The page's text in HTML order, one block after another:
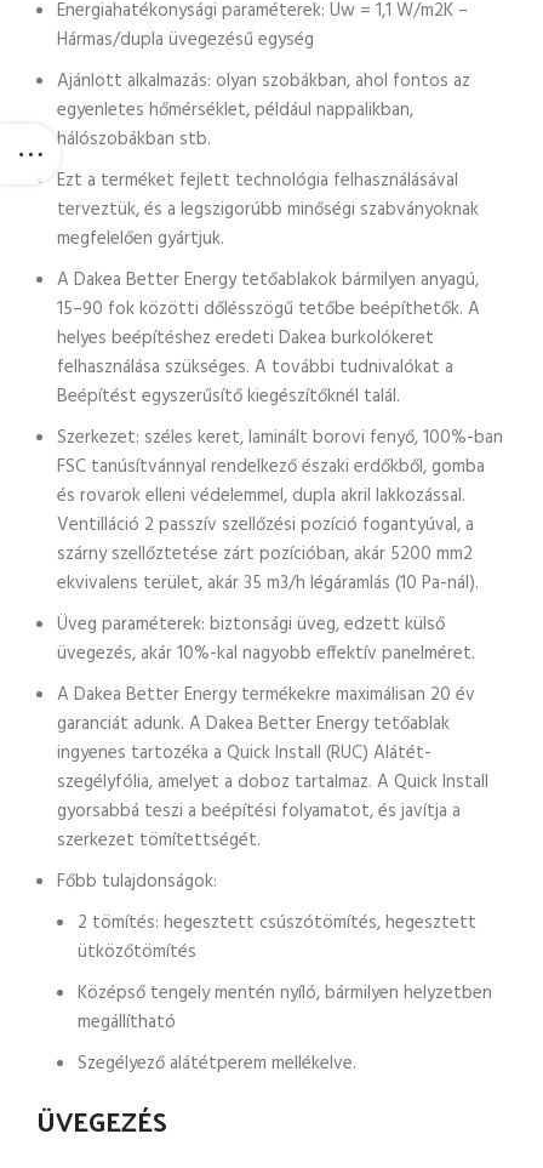
Energiahatékonysági paraméterek: Uw = 1,1 W/m2K –
Hármas/dupla üvegezésű egység
Ajánlott alkalmazás: olyan szobákban, ahol fontos az
egyenletes hőmérséklet, például nappalikban,
hálószobákban stb.
Ezt a terméket fejlett technológia felhasználásával
terveztük, és a legszigorúbb minőségi szabványoknak
megfelelően gyártjuk.
A Dakea Better Energy tetőablakok bármilyen anyagú,
15–90 fok közötti dőlésszögű tetőbe beépíthetők. A
helyes beépítéshez eredeti Dakea burkolókeret
felhasználása szükséges. A további tudnivalókat a
Beépítést egyszerűsítő kiegészítőknél talál.
Szerkezet: széles keret, laminált borovi fenyő, 100%-ban
FSC tanúsítvánnyal rendelkező északi erdőkből, gomba
és rovarok elleni védelemmel, dupla akril lakkozással.
Ventilláció 2 passzív szellőzési pozíció fogantyúval, a
szárny szellőztetése zárt pozícióban, akár 5200 mm2
ekvivalens terület, akár 35 m3/h légáramlás (10 Pa-nál).
Üveg paraméterek: biztonsági üveg, edzett külső
üvegezés, akár 10%-kal nagyobb effektív panelméret.
A Dakea Better Energy termékekre maximálisan 20 év
garanciát adunk. A Dakea Better Energy tetőablak
ingyenes tartozéka a Quick Install (RUC) Alátét-
szegélyfólia, amelyet a doboz tartalmaz. A Quick Install
gyorsabbá teszi a beépítési folyamatot, és javítja a
szerkezet tömítettségét.
Főbb tulajdonságok:
2 tömítés: hegesztett csúszótömítés, hegesztett
ütközőtömítés
Középső tengely mentén nyíló, bármilyen helyzetben
megállítható
Szegélyező alátétperem mellékelve.
ÜVEGEZÉS